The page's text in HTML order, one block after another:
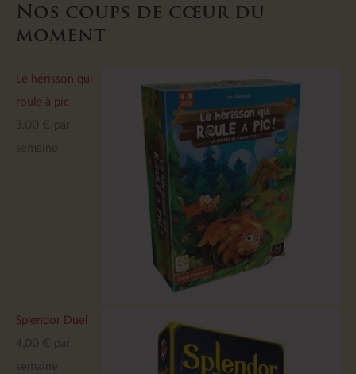
Nos coups de cœur du
moment
Le hérisson qui
roule à pic
3,00 € par
semaine
Splendor Duel
4,00 € par
semaine